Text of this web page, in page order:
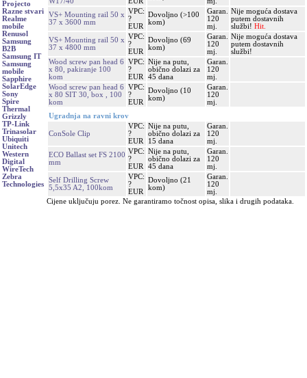
Projecto
Razne stvari
Realme
mobile
Renusol
Samsung
B2B
Samsung IT
Samsung
mobile
Sapphire
SolarEdge
Sony
Spire
Thermal
Grizzly
TP-Link
Trinasolar
Ubiquiti
Unitech
Western
Digital
WireTech
Zebra
Technologies
VS+ Mounting rail 50 x
37 x 3600 mm
VPC:
?
EUR
Dovoljno (>100
kom)
Garan.
120
mj.
Nije moguća dostava
putem dostavnih
službi! Hit.
VS+ Mounting rail 50 x
37 x 4800 mm
VPC:
?
EUR
Dovoljno (69
kom)
Garan.
120
mj.
Nije moguća dostava
putem dostavnih
službi!
Wood screw pan head 6
x 80, pakiranje 100
kom
VPC:
?
EUR
Nije na putu,
obično dolazi za
45 dana
Garan.
120
mj.
Wood screw pan head 6
x 80 SIT 30, box , 100
kom
VPC:
?
EUR
Dovoljno (10
kom)
Garan.
120
mj.
Ugradnja na ravni krov
ConSole Clip
VPC:
?
EUR
Nije na putu,
obično dolazi za
15 dana
Garan.
120
mj.
ECO Ballast set FS 2100
mm
VPC:
?
EUR
Nije na putu,
obično dolazi za
45 dana
Garan.
120
mj.
Self Drilling Screw
5,5x35 A2, 100kom
VPC:
?
EUR
Dovoljno (21
kom)
Garan.
120
mj.
Cijene uključuju porez. Ne garantiramo točnost opisa, slika i drugih podataka.